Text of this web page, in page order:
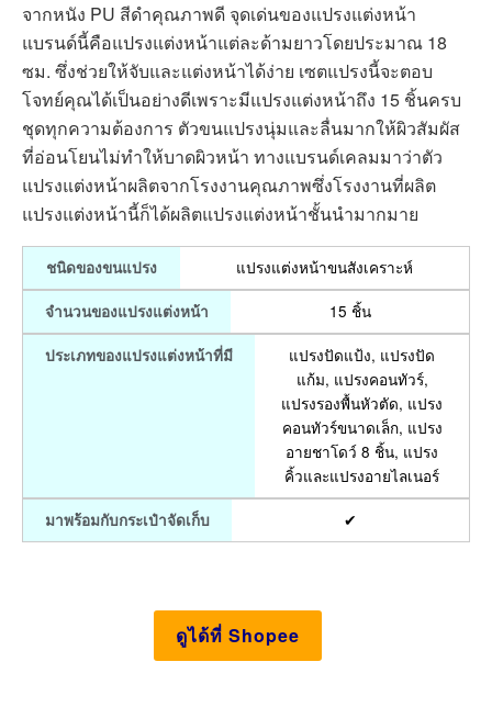
จากหนัง PU สีดำคุณภาพดี จุดเด่นของแปรงแต่งหน้า
แบรนด์นี้คือแปรงแต่งหน้าแต่ละด้ามยาวโดยประมาณ 18
ซม. ซึ่งช่วยให้จับและแต่งหน้าได้ง่าย เซตแปรงนี้จะตอบ
โจทย์คุณได้เป็นอย่างดีเพราะมีแปรงแต่งหน้าถึง 15 ชิ้นครบ
ชุดทุกความต้องการ ตัวขนแปรงนุ่มและลื่นมากให้ผิวสัมผัส
ที่อ่อนโยนไม่ทำให้บาดผิวหน้า ทางแบรนด์เคลมมาว่าตัว
แปรงแต่งหน้าผลิตจากโรงงานคุณภาพซึ่งโรงงานที่ผลิต
แปรงแต่งหน้านี้ก็ได้ผลิตแปรงแต่งหน้าชั้นนำมากมาย
ชนิดของขนแปรง แปรงแต่งหน้าขนสังเคราะห์
จำนวนของแปรงแต่งหน้า 15 ชิ้น
ประเภทของแปรงแต่งหน้าที่มี
แปรงปัดแป้ง, แปรงปัด
แก้ม, แปรงคอนทัวร์,
แปรงรองพื้นหัวตัด, แปรง
คอนทัวร์ขนาดเล็ก, แปรง
อายชาโดว์ 8 ชิ้น, แปรง
คิ้วและแปรงอายไลเนอร์
มาพร้อมกับกระเป๋าจัดเก็บ ✔
ดูได้ที่ Shopee